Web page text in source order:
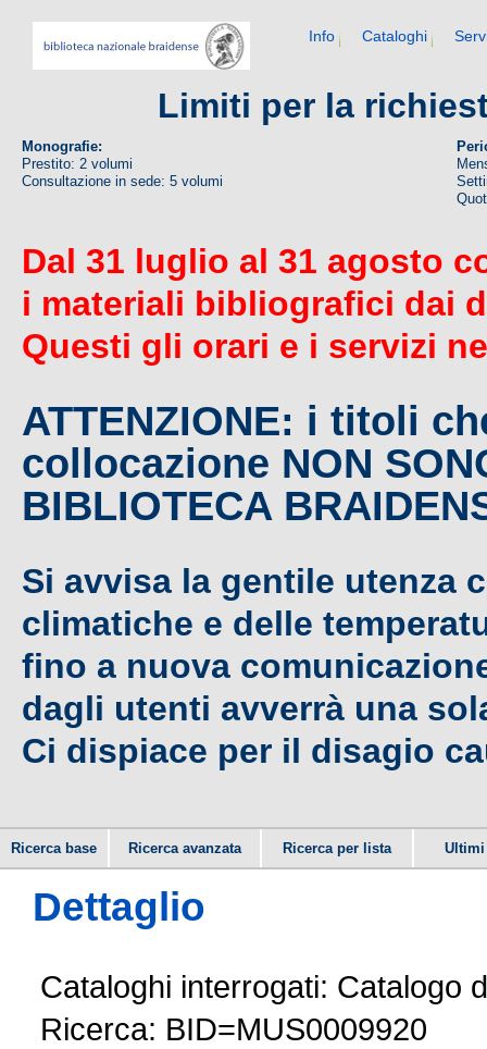
Info Cataloghi
Limiti per la
Monografie:
Prestito: 2 volumi
Consultazione in sede: 5 volumi
Dal 31 luglio al 31 agosto
i materiali bibliografici dai
Questi gli orari e i servizi
ATTENZIONE: i titoli
collocazione NON
BIBLIOTECA
Si avvisa la gentile utenza
climatiche e delle
fino a nuova
dagli utenti avverrà una
Ci dispiace per il disagio
Ricerca base Ricerca avanzata Ricerca per lista
Dettaglio
Cataloghi interrogati: Catalogo
Ricerca: BID=MUS0009920